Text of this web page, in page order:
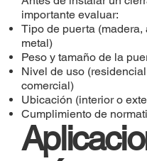
importante evaluar:
Tipo de puerta (madera,
metal)
Peso y tamaño de la
Nivel de uso
comercial)
Ubicación (interior o
Cumplimiento de